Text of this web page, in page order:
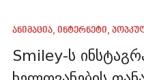
ანიმაცია, ინტერნეტი,
Smiley-ს